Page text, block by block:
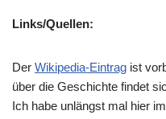
Links/Quellen:
Der Wikipedia-Eintrag ist
über die Geschichte findet
Ich habe unlängst mal hier